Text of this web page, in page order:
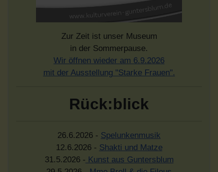
Zur Zeit ist unser Museum
in der Sommerpause.
Wir öffnen wieder am 6.9.2026
mit der Ausstellung "Starke Frauen".
Rück:blick
26.6.2026 - Spelunkenmusik
12.6.2026 - Shakti und Matze
31.5.2026 - Kunst aus Guntersblum